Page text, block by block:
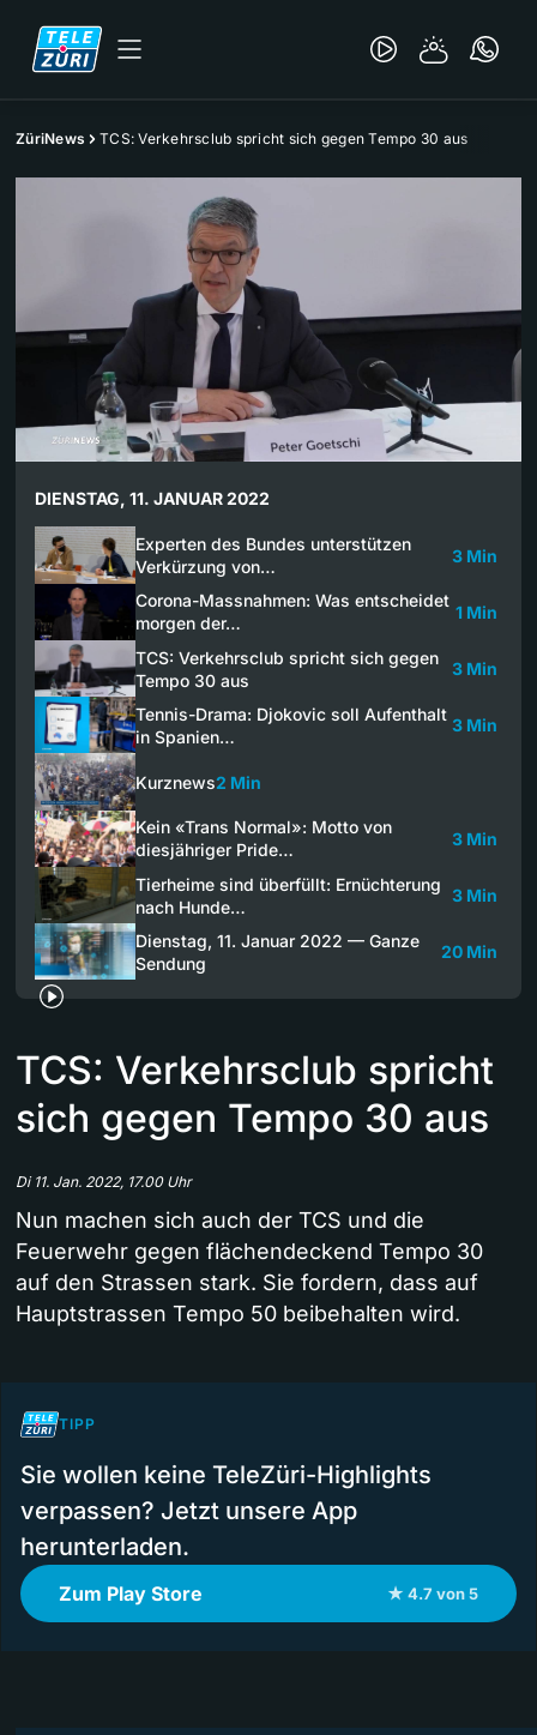
ZüriNews TCS: Verkehrsclub spricht sich gegen Tempo 30 aus
DIENSTAG, 11. JANUAR 2022
Experten des Bundes unterstützen
Verkürzung von…
3 Min
Corona-Massnahmen: Was entscheidet
morgen der…
1 Min
TCS: Verkehrsclub spricht sich gegen
Tempo 30 aus
3 Min
Tennis-Drama: Djokovic soll Aufenthalt
in Spanien…
3 Min
Kurznews2 Min
Kein «Trans Normal»: Motto von
diesjähriger Pride…
3 Min
Tierheime sind überfüllt: Ernüchterung
nach Hunde…
3 Min
Dienstag, 11. Januar 2022 — Ganze
Sendung
20 Min
TCS: Verkehrsclub spricht
sich gegen Tempo 30 aus
Di 11. Jan. 2022, 17.00 Uhr
Nun machen sich auch der TCS und die
Feuerwehr gegen flächendeckend Tempo 30
auf den Strassen stark. Sie fordern, dass auf
Hauptstrassen Tempo 50 beibehalten wird.
TIPP
Sie wollen keine TeleZüri-Highlights
verpassen? Jetzt unsere App
herunterladen.
Zum Play Store ★ 4.7 von 5